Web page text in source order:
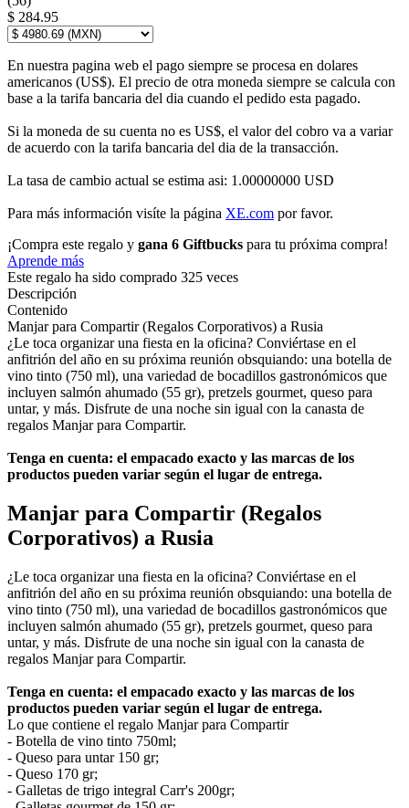
$ 284.95
En nuestra pagina web el pago siempre se procesa en dolares
americanos (US$). El precio de otra moneda siempre se calcula con
base a la tarifa bancaria del dia cuando el pedido esta pagado.
Si la moneda de su cuenta no es US$, el valor del cobro va a variar
de acuerdo con la tarifa bancaria del dia de la transacción.
La tasa de cambio actual se estima asi: 1.00000000 USD
Para más información visíte la página XE.com por favor.
¡Compra este regalo y gana 6 Giftbucks para tu próxima compra!
Aprende más
Este regalo ha sido comprado 325 veces
Descripción
Contenido
Manjar para Compartir (Regalos Corporativos) a Rusia
¿Le toca organizar una fiesta en la oficina? Conviértase en el
anfitrión del año en su próxima reunión obsquiando: una botella de
vino tinto (750 ml), una variedad de bocadillos gastronómicos que
incluyen salmón ahumado (55 gr), pretzels gourmet, queso para
untar, y más. Disfrute de una noche sin igual con la canasta de
regalos Manjar para Compartir.
Tenga en cuenta: el empacado exacto y las marcas de los
productos pueden variar según el lugar de entrega.
Manjar para Compartir (Regalos
Corporativos) a Rusia
¿Le toca organizar una fiesta en la oficina? Conviértase en el
anfitrión del año en su próxima reunión obsquiando: una botella de
vino tinto (750 ml), una variedad de bocadillos gastronómicos que
incluyen salmón ahumado (55 gr), pretzels gourmet, queso para
untar, y más. Disfrute de una noche sin igual con la canasta de
regalos Manjar para Compartir.
Tenga en cuenta: el empacado exacto y las marcas de los
productos pueden variar según el lugar de entrega.
Lo que contiene el regalo Manjar para Compartir
- Botella de vino tinto 750ml;
- Queso para untar 150 gr;
- Queso 170 gr;
- Galletas de trigo integral Carr's 200gr;